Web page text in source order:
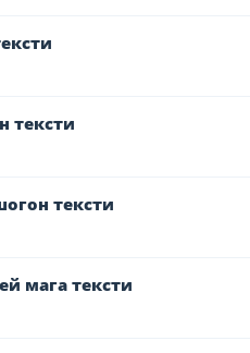
тексти
тексти
мага тексти